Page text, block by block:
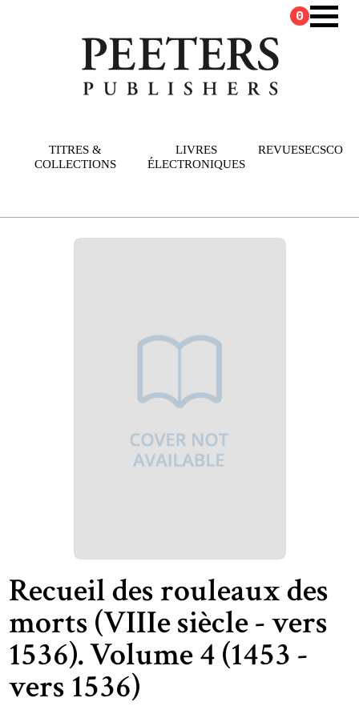
TITRES &
COLLECTIONS
LIVRES
ÉLECTRONIQUES
REVUESECSCO
0
Recueil des rouleaux des
morts (VIIIe siècle - vers
1536). Volume 4 (1453 -
vers 1536)